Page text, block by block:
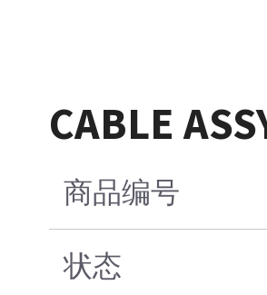
CABLE
商品编号
状态